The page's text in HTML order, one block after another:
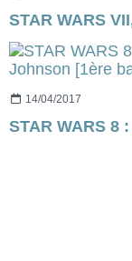
14/04/2017